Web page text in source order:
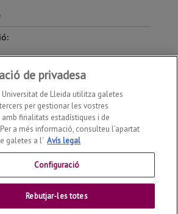
i Empresa2026
de privadesa
de Lleida utilitza galetes
per gestionar les vostres
amb finalitats estadístiques i de
a més informació, consulteu l’apartat
galetes a l' Avís legal
Configuració
Rebutjar-les totes